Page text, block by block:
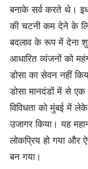
बनाके सर्व करते थे।
की चटनी कम देने के
बदलाव के रूप में देना
आधारित व्यंजनों को
डोसा का सेवन नहीं
डोसा मानदंडों में से
विविधता को मुंबई में
उजागर किया। यह
लोकप्रिय हो गया और
बन गया।